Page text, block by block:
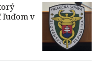
ľuďom v